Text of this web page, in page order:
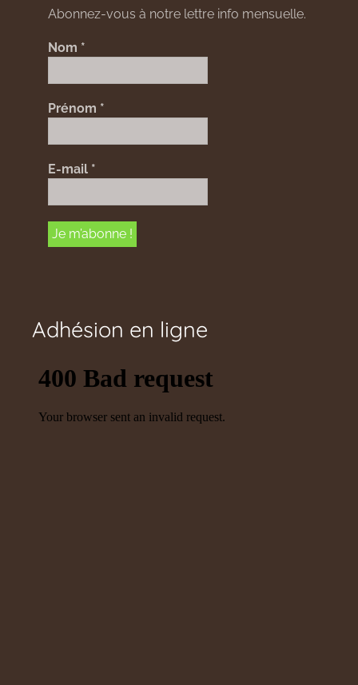
Abonnez-vous à notre lettre info mensuelle.
Nom *
Prénom *
E-mail *
Adhésion en ligne